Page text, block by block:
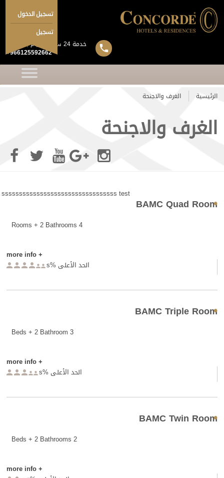
تسجيل الدخول
تسجيل
خدمة 24 ساعة 7 ايام بالاسبوع
+966125592662
الرئيسية الغرف والاجنحة
الغرف والاجنحة
sssssssssssssssssssssssssssssssss test
BAMC Quad Room
4 Rooms + 2 Bathrooms
+ more info
الحد الأعلى %s

BAMC Triple Room
3 Beds + 2 Bathroom
+ more info
الحد الأعلى %s

BAMC Twin Room
2 Beds + 2 Bathrooms
+ more info